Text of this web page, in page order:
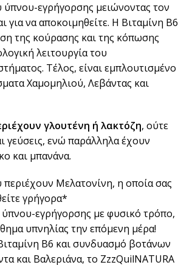
εγρήγορσης μειώνοντας τον
για να αποκοιμηθείτε. Η Βιταμίνη Β6
της κούρασης και της κόπωσης
λειτουργία του
Τέλος, είναι εμπλουτισμένο
Χαμομηλιού, Λεβάντας και
γλουτένη ή λακτόζη, ούτε
γεύσεις, ενώ παράλληλα έχουν
και μπανάνα.
περιέχουν Μελατονίνη, η οποία σας
γρήγορα*
ύπνου-εγρήγορσης με φυσικό τρόπο,
υπνηλίας την επόμενη μέρα!
Β6 και συνδυασμό βοτάνων
και Βαλεριάνα, το ZzzQuilNATURA